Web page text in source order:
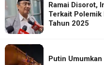
Ramai Disorot,
Terkait
Tahun 2025
Putin